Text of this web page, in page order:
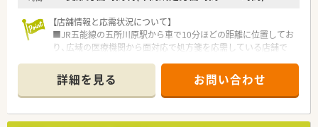
【店舗情報と応需状況について】
■JR五能線の五所川原駅から車で10分ほどの距離に位置してお
り、広域の医療機関から面対応で処方箋を応需している店舗で
■処方箋枚数は1日平均15枚前後と比較的ゆとりがあり、一人ひ
とりの患者様に対して丁寧に向き合い服薬指導を行える環境で
す。
■薬剤師は常時2名に派遣スタッフ1名を加えた体制となってお
り、大手ショッピングセンター内の併設薬局として運営されてい
詳細を見る お問い合わせ